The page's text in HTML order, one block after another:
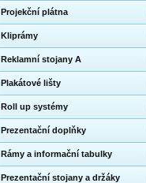
Projekční plátna
Kliprámy
Reklamní stojany A
Plakátové lišty
Roll up systémy
Prezentační doplňky
Rámy a informační tabulky
Prezentační stojany a držáky